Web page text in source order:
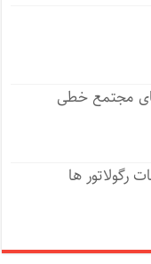
مجتمع خطی
رگولاتور ها